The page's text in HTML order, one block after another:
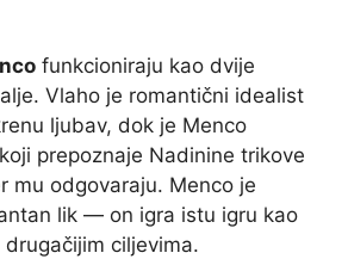
funkcioniraju kao dvije
Vlaho je romantični idealist
ljubav, dok je Menco
prepoznaje Nadinine trikove
mu odgovaraju. Menco je
lik — on igra istu igru kao
ciljevima.